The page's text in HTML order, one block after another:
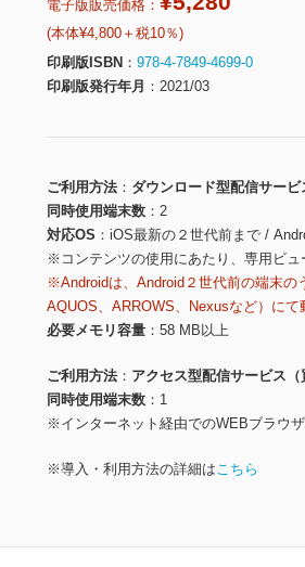
電子版販売価格：
(本体¥4,800＋税10％)
印刷版ISBN
978-4-7849-4699-0
印刷版発行年月
2021/03
ご利用方法
ダウンロード型配信サービ
同時使用端末数
2
対応OS
iOS最新の２世代前まで /
※コンテンツの使用にあたり、専用ビュ
※Androidは、Android２世代前の端末の
AQUOS、ARROWS、Nexusなど）にて
必要メモリ容量
58 MB以上
ご利用方法
アクセス型配信サービス（
同時使用端末数
1
※インターネット経由でのWEBブラウ
※導入・利用方法の詳細はこちら